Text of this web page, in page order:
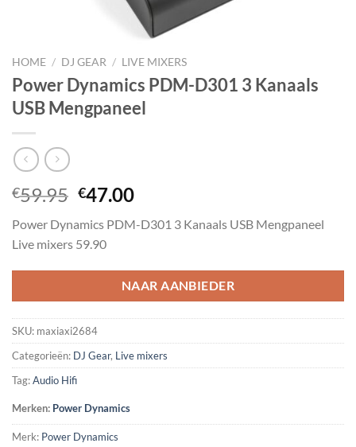
HOME / DJ GEAR / LIVE MIXERS
Power Dynamics PDM-D301 3 Kanaals
USB Mengpaneel
€59.95 Oorspronkelijke
was:
€59.95.
€47.00Huidige
is:
Power Dynamics PDM-D301 3 Kanaals USB Mengpaneel
Live mixers 59.90
NAAR AANBIEDER
SKU: maxiaxi2684
Categorieën: DJ Gear, Live mixers
Tag:Audio Hifi
Merken: Power Dynamics
Merk: Power Dynamics